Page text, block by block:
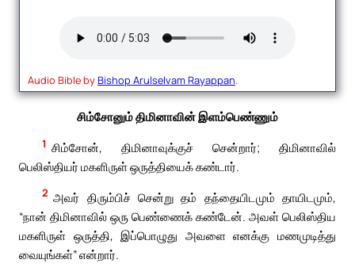
Audio Bible byBishop Arulselvam Rayappan.
சிம்சோனும் திமினாவின் இளம்பெண்ணும்
1 சிம்சோன், திமினாவுக்குச் சென்றார்; திமினாவில்
பெலிஸ்தியர் மகளிருள் ஒருத்தியைக் கண்டார்.
2 அவர் திரும்பிச் சென்று தம் தந்தையிடமும் தாயிடமும்,
“நான் திமினாவில் ஒரு பெண்ணைக் கண்டேன். அவள் பெலிஸ்திய
மகளிருள் ஒருத்தி, இப்பொழுது அவளை எனக்கு மணமுடித்து
வையுங்கள்” என்றார்.